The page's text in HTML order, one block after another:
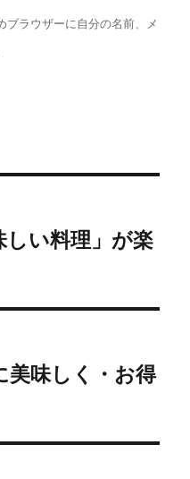
ブラウザーに自分の名前、メ
しい料理」が楽
美味しく・お得